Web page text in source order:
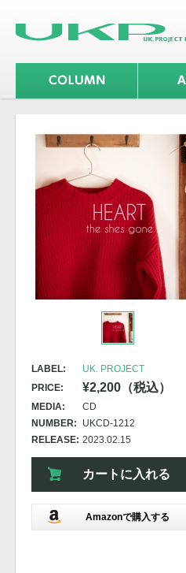
LABEL:
UK. PROJECT
PRICE:
¥2,200（税込）
MEDIA:
CD
NUMBER:
UKCD-1212
RELEASE: 2023.02.15
カートに入れる
Amazonで購入する